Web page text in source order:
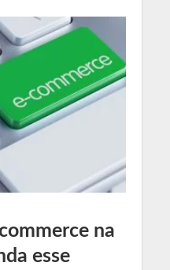
na
esse